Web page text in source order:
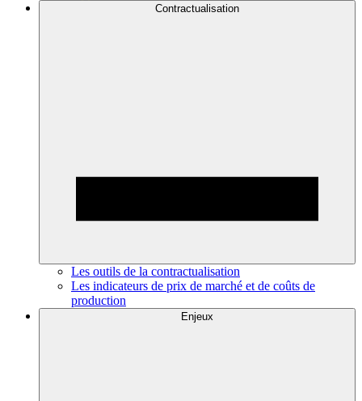
Contractualisation
Les outils de la contractualisation
Les indicateurs de prix de marché et de coûts de
production
Enjeux